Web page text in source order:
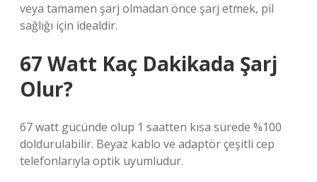
veya tamamen şarj olmadan önce şarj etmek, pil
sağlığı için idealdir.
67 Watt Kaç Dakikada Şarj
Olur?
67 watt gücünde olup 1 saatten kısa sürede %100
doldurulabilir. Beyaz kablo ve adaptör çeşitli cep
telefonlarıyla optik uyumludur.